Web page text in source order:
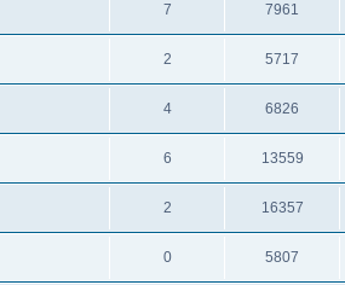
7 7961
2 5717
4 6826
6 13559
2 16357
0 5807